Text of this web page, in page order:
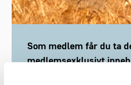
Som medlem får du ta
medlemsexklusivt